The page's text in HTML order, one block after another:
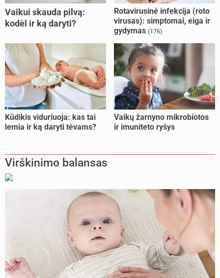
Vaikui skauda pilvą:
kodėl ir ką daryti?
Rotavirusinė infekcija (roto
virusas): simptomai, eiga ir
gydymas (176)
Kūdikis viduriuoja: kas tai
lemia ir ką daryti tėvams?
Vaikų žarnyno mikrobiotos
ir imuniteto ryšys
Virškinimo balansas